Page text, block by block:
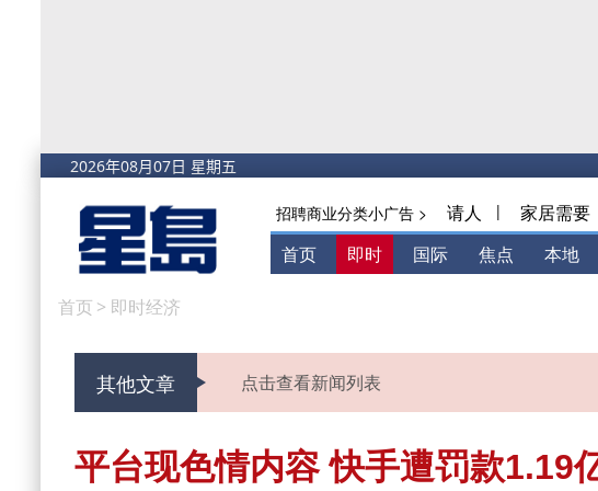
招聘商业分类小广告 > 请人 | 家居需要
首页 即时 国际 焦点 本地
首页 > 即时经济
其他文章 点击查看新闻列表
平台现色情内容 快手遭罚款1.19